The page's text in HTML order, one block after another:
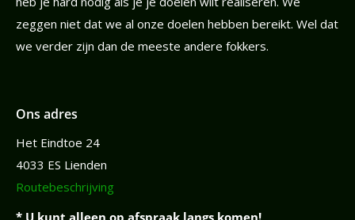
zeggen niet dat we al onze doelen hebben bereikt. Wel dat
we verder zijn dan de meeste andere fokkers.
Ons adres
Het Eindtoe 24
4033 ES Lienden
Routebeschrijving
* U kunt alleen op afspraak langs komen!